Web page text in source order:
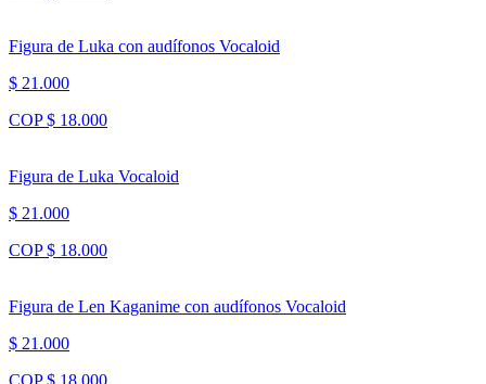
Figura de Luka con audífonos Vocaloid
$ 21.000
COP $ 18.000
Figura de Luka Vocaloid
$ 21.000
COP $ 18.000
Figura de Len Kaganime con audífonos Vocaloid
$ 21.000
COP $ 18.000